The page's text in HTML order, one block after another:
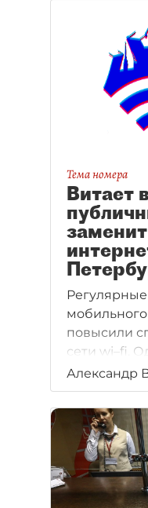
Тема номера
Витает
повысили
сети wi–fi.
заменить
интернет
не
дорого и
Александр